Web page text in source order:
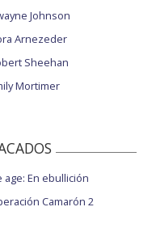
Johnson
Arnezeder
Sheehan
Mortimer
age: En ebullición
Camarón 2